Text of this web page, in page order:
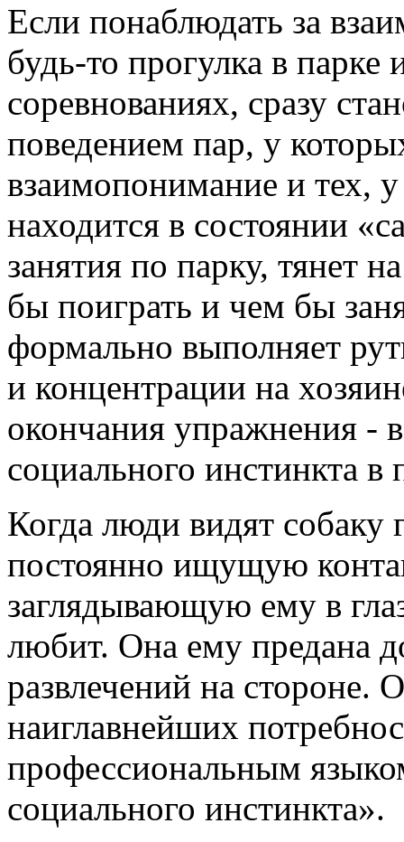
Если понаблюдать за
будь-то прогулка в
соревнованиях, сразу
поведением пар, у
взаимопонимание и тех, у
находится в состоянии
занятия по парку, тянет
бы поиграть и чем бы
формально выполняет
и концентрации на
окончания упражнения -
социального инстинкта
Когда люди видят собаку
постоянно ищущую
заглядывающую ему в
любит. Она ему предана
развлечений на стороне.
наиглавнейших
профессиональным
социального инстинкта».